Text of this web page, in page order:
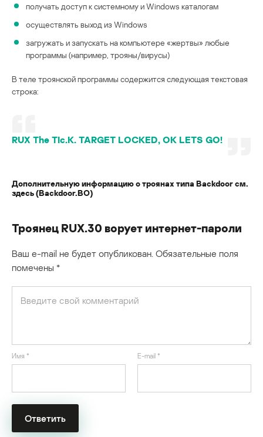
получать доступ к системному и Windows каталогам
осуществлять выход из Windows
загружать и запускать на компьютере «жертвы» любые
программы (например, трояны/вирусы)
В теле троянской программы содержится следующая текстовая
строка:
RUX The TIc.K. TARGET LOCKED, OK LETS GO!
Дополнительную информацию о троянах типа Backdoor см.
здесь (Backdoor.BO)
Троянец RUX.30 ворует интернет-пароли
Ваш e-mail не будет опубликован. Обязательные поля
помечены *
Имя * E-mail *